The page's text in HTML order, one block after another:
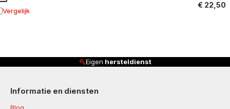
€ 22,50
Vergelijk aan vergelijking
Eigenhersteldienst
Informatie en diensten
Blog